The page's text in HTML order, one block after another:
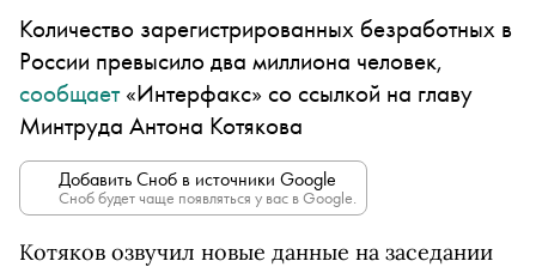
Количество зарегистрированных безработных в
России превысило два миллиона человек,
сообщает«Интерфакс» со ссылкой на главу
Минтруда Антона Котякова
Добавить Сноб в источники Google
Сноб будет чаще появляться у вас в Google.
Котяков озвучил новые данные на заседании